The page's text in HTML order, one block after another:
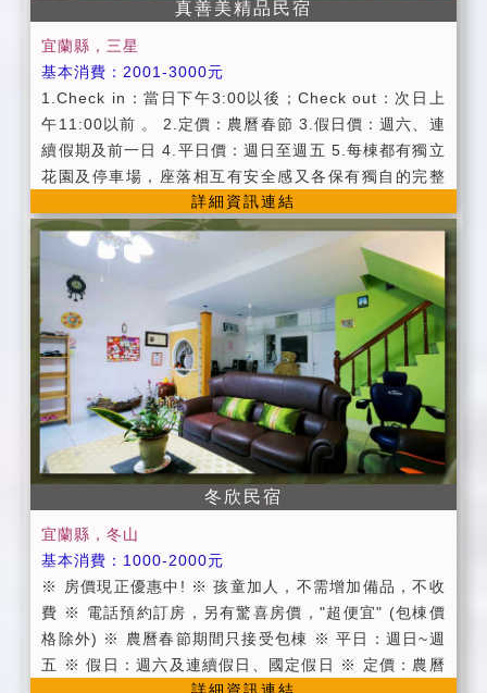
宿，並收取當日房價的50%作為當日留房之損失。 (6)
為維護住宿安寧，故請每日清晨8點前及晚上10點後，
請停止一切喧嘩活動，請每位遊客保持輕聲細語。 ＊訪
客來訪時，請於會客大廳或庭院活動並於晚上10前結
束，以免影響其他房客，不便之處，敬請見諒。 (7)如有
任何住宿需求請務必於晚上10點前提出，逾時無法提供
服務，敬請見諒。 (8)個人貴重物品、請自行妥善保管、
如有遺失，恕不負責，敬請見諒。 (9)退房同時將鑰匙交
置予民宿主人，遺失鑰匙酌收工本費NT$800。 ＊訂房
前，請詳閱訂房須知，於預付訂金後，視為您已同意上
述之各項規定且訂房契約同時生效，所以民宿業者與訂
房的房客均需依訂房匯款須知各項規定行之。
真善美精品民宿
宜蘭縣，三星
基本消費：2001-3000元
1.Check in：當日下午3:00以後；Check out：次日上
午11:00以前 。 2.定價：農曆春節 3.假日價：週六、連
續假期及前一日 4.平日價：週日至週五 5.每棟都有獨立
花園及停車場，座落相互有安全感又各保有獨自的完整
性，完全不會相互干擾。 6.為維護住宿品質，屋內全區
請勿吸煙，請勿攜帶寵物，不便處請見諒。 ■貼心服務
1.公共設施：分離式冷氣 / 液晶電視 / 有線頻道 / 寬頻
上網 ( 需自備電腦 ) / 客廳 / 廚房 / 冰箱 / 飲水機/寬敞
停車場地 / 自行車。 2.提供精緻美味早餐服務。(用餐時
間為8:30~9:30) 3.全部採用新拖鞋或拋棄式拖鞋及拋棄
式洗臉紙巾。 4.提供羅東前火車站接送服務。 5.提供自
製全套的旅遊資訊,內含景點路線規劃、著名餐廳、小吃
及伴手禮。 6.代辦汽、機車租賃服務及各式套裝行程。
7.代辦賞鯨、泛舟套裝行程服務。 8.歡迎包棟，詳細請
參考包棟介紹。 9.具有寬敞停車場。
詳細資訊連結
冬欣民宿
宜蘭縣，冬山
基本消費：1000-2000元
※ 房價現正優惠中! ※ 孩童加人，不需增加備品，不收
費 ※ 電話預約訂房，另有驚喜房價，"超便宜" (包棟價
格除外) ※ 農曆春節期間只接受包棟 ※ 平日：週日~週
五 ※ 假日：週六及連續假日、國定假日 ※ 定價：農曆
詳細資訊連結